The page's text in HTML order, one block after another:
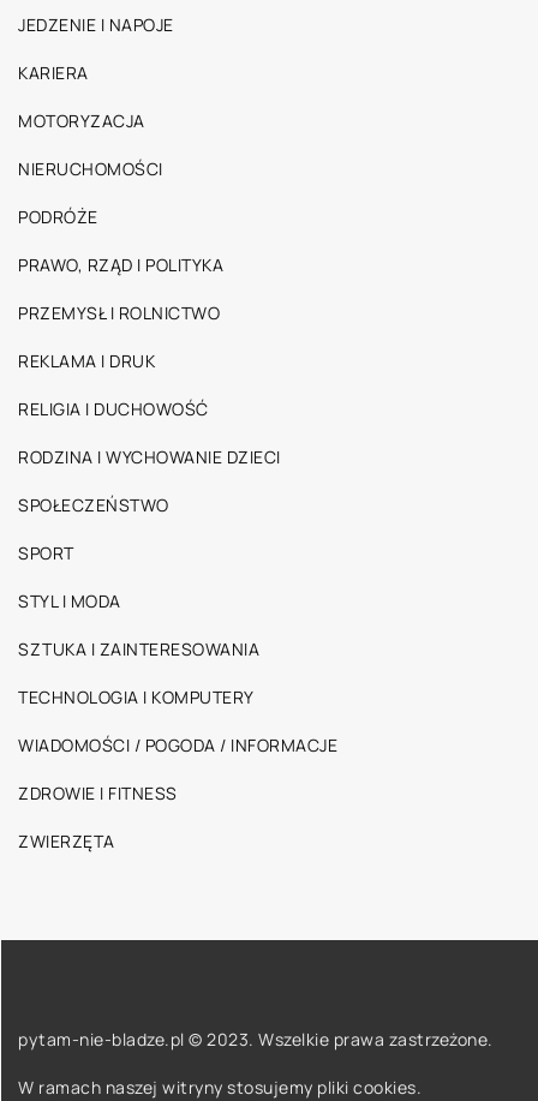
JEDZENIE I NAPOJE
KARIERA
MOTORYZACJA
NIERUCHOMOŚCI
PODRÓŻE
PRAWO, RZĄD I POLITYKA
PRZEMYSŁ I ROLNICTWO
REKLAMA I DRUK
RELIGIA I DUCHOWOŚĆ
RODZINA I WYCHOWANIE DZIECI
SPOŁECZEŃSTWO
SPORT
STYL I MODA
SZTUKA I ZAINTERESOWANIA
TECHNOLOGIA I KOMPUTERY
WIADOMOŚCI / POGODA / INFORMACJE
ZDROWIE I FITNESS
ZWIERZĘTA
pytam-nie-bladze.pl © 2023. Wszelkie prawa zastrzeżone.
W ramach naszej witryny stosujemy pliki cookies.